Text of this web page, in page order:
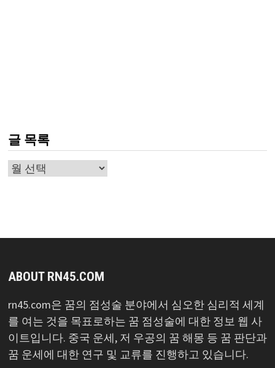
글 목록
글
ABOUT RN45.COM
rn45.com은 꿈의 점성술 분야에서 심오한 심리적 세계
를 여는 것을 목표로하는 꿈 점성술에 대한 정보 웹 사
이트입니다. 중국 운세, 저 우공의 꿈 해몽 등 꿈 판단과
꿈 운세에 대한 연구 및 교류를 진행하고 있습니다.